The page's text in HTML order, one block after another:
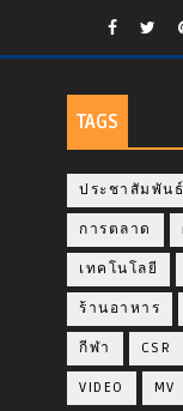
TAGS
ประชาสัมพันธ์
การตลาด
เทคโนโลยี
ร้านอาหาร
กีฬา CSR
VIDEO MV